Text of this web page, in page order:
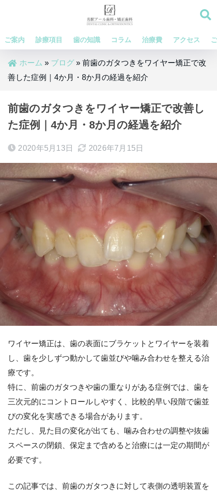
ご案内 診療項目 歯の知識 コラム 治療費 アクセス
ホーム » ブログ » 前歯のガタつきをワイヤー矯正で改
善した症例｜4か月・8か月の経過を紹介
前歯のガタつきをワイヤー矯正で改善し
た症例｜4か月・8か月の経過を紹介
2020年5月13日 2026年7月15日
ワイヤー矯正は、歯の表面にブラケットとワイヤーを装着
し、歯を少しずつ動かして歯並びや噛み合わせを整える治
療です。
特に、前歯のガタつきや歯の重なりがある症例では、歯を
三次元的にコントロールしやすく、比較的早い段階で歯並
びの変化を実感できる場合があります。
ただし、見た目の変化が出ても、噛み合わせの調整や抜歯
スペースの閉鎖、保定まで含めると治療には一定の期間が
必要です。
この記事では、前歯のガタつきに対して表側の透明装置を